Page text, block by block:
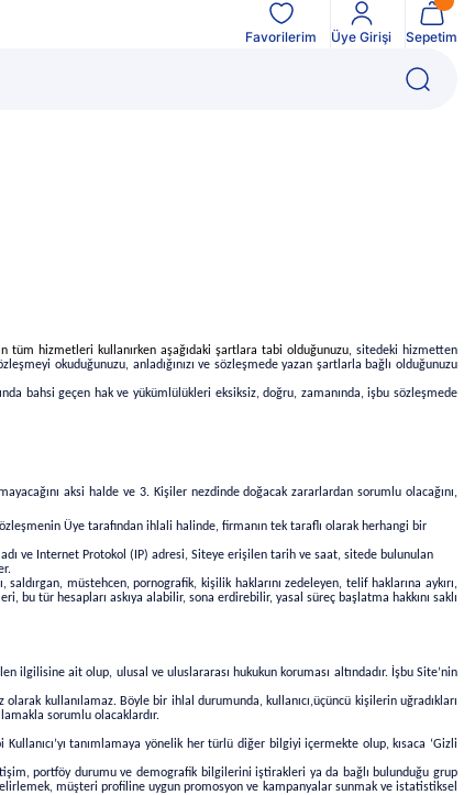
Favorilerim Üye Girişi Sepetim
tüm hizmetleri kullanırken aşağıdaki şartlara tabi olduğunuzu, sitedeki hizmetten
okuduğunuzu, anladığınızı ve sözleşmede yazan şartlarla bağlı olduğunuzu
bahsi geçen hak ve yükümlülükleri eksiksiz, doğru, zamanında, işbu sözleşmede
aksi halde ve 3. Kişiler nezdinde doğacak zararlardan sorumlu olacağını,
Üye tarafından ihlali halinde, firmanın tek taraflı olarak herhangi bir
ve Internet Protokol (IP) adresi, Siteye erişilen tarih ve saat, sitede bulunulan
müstehcen, pornografik, kişilik haklarını zedeleyen, telif haklarına aykırı,
bu tür hesapları askıya alabilir, sona erdirebilir, yasal süreç başlatma hakkını saklı
ait olup, ulusal ve uluslararası hukukun koruması altındadır. İşbu Site’nin
kullanılamaz. Böyle bir ihlal durumunda, kullanıcı,üçüncü kişilerin uğradıkları
sorumlu olacaklardır.
tanımlamaya yönelik her türlü diğer bilgiyi içermekte olup, kısaca ‘Gizli
portföy durumu ve demografik bilgilerini iştirakleri ya da bağlı bulunduğu grup
müşteri profiline uygun promosyon ve kampanyalar sunmak ve istatistiksel